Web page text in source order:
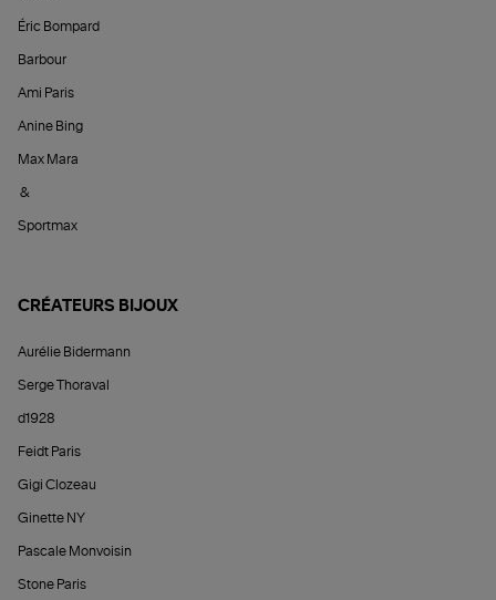
Éric Bompard
Barbour
Ami Paris
Anine Bing
Max Mara
&
Sportmax
CRÉATEURS BIJOUX
Aurélie Bidermann
Serge Thoraval
d1928
Feidt Paris
Gigi Clozeau
Ginette NY
Pascale Monvoisin
Stone Paris